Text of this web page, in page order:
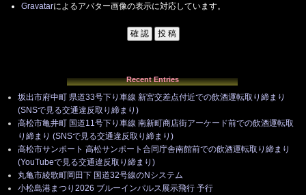
Gravatarによるアバター画像の表示に対応しています。
Recent Entries
坂出市府中町 県道33号下り車線 新宮交差点付近での飲酒運転取り締まり
(SNSで見る交通違反取り締まり)
高松市亀井町 国道11号下り車線 南新町商店街アーケード前での飲酒運転取
り締まり (SNSで見る交通違反取り締まり)
高松市サンポート 高松サンポート合同庁舎南館前での飲酒運転取り締まり
(YouTubeで見る交通違反取り締まり)
丸亀市綾歌町岡田下 国道32号線のNシステム
小松島港まつり2026 ブルーインパルス展示飛行 予行